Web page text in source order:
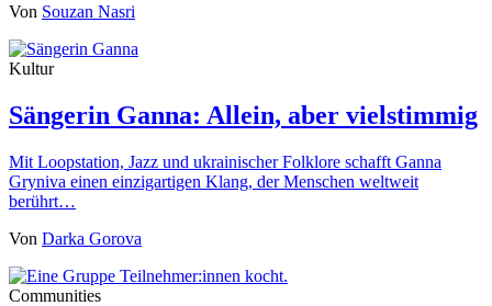
Von Souzan Nasri
Kultur
Sängerin Ganna: Allein, aber vielstimmig
Mit Loopstation, Jazz und ukrainischer Folklore schafft Ganna
Gryniva einen einzigartigen Klang, der Menschen weltweit
berührt…
Von Darka Gorova
Communities